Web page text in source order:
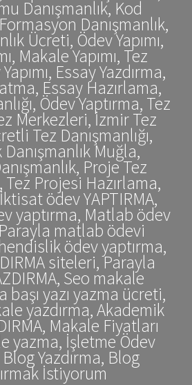
Danışmanlık, Kod
Danışmanlık,
Ücreti, Ödev Yapımı,
Makale Yapımı, Tez
Essay Yazdırma,
Essay Hazırlama,
Ödev Yaptırma, Tez
Merkezleri, İzmir Tez
Tez Danışmanlığı,
Muğla,
Proje Tez
Tez Projesi Hazırlama,
ödev YAPTIRMA,
yaptırma, Matlab ödev
matlab ödevi
ödev yaptırma,
siteleri, Parayla
Seo makale
başı yazı yazma ücreti,
yazdırma, Akademik
Makale Fiyatları
yazma, İşletme Ödev
Yazdırma, Blog
İstiyorum